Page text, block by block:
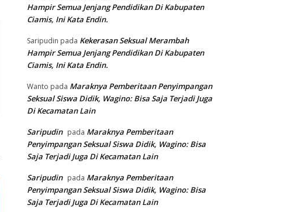
Hampir Semua Jenjang Pendidikan Di Kabupaten
Ciamis, Ini Kata Endin.
Saripudin pada Kekerasan Seksual Merambah
Hampir Semua Jenjang Pendidikan Di Kabupaten
Ciamis, Ini Kata Endin.
Wanto pada Maraknya Pemberitaan Penyimpangan
Seksual Siswa Didik, Wagino: Bisa Saja Terjadi Juga
Di Kecamatan Lain
Saripudin pada Maraknya Pemberitaan
Penyimpangan Seksual Siswa Didik, Wagino: Bisa
Saja Terjadi Juga Di Kecamatan Lain
Saripudin pada Maraknya Pemberitaan
Penyimpangan Seksual Siswa Didik, Wagino: Bisa
Saja Terjadi Juga Di Kecamatan Lain